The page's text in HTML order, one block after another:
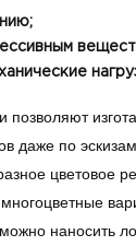
позволяют
даже по
цветовое
наносить